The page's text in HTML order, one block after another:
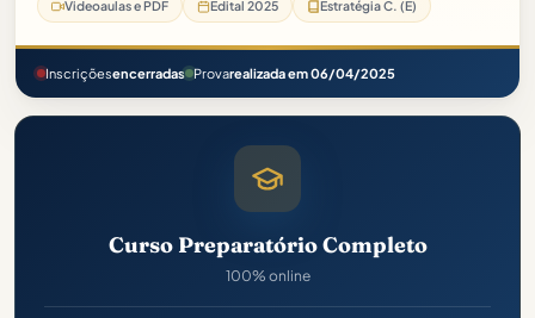
Videoaulas e PDF Edital 2025 Estratégia C. (E)
Inscriçõesencerradas Provarealizada em 06/04/2025
Curso Preparatório Completo
100% online